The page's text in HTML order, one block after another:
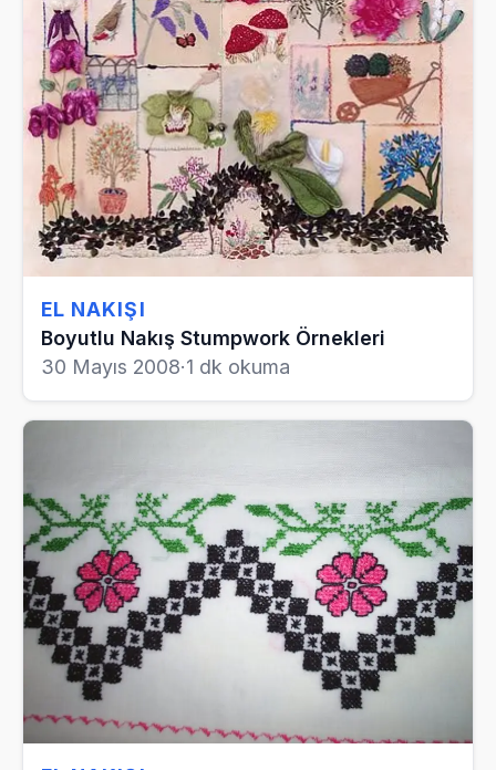
EL NAKIŞI
Boyutlu Nakış Stumpwork Örnekleri
30 Mayıs 2008·1 dk okuma